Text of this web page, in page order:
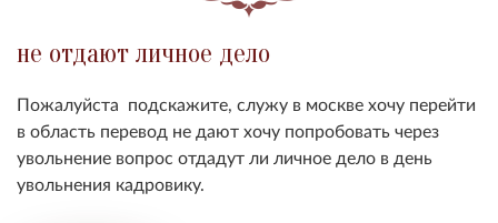
не отдают личное дело
Пожалуйста подскажите, служу в москве хочу перейти
в область перевод не дают хочу попробовать через
увольнение вопрос отдадут ли личное дело в день
увольнения кадровику.